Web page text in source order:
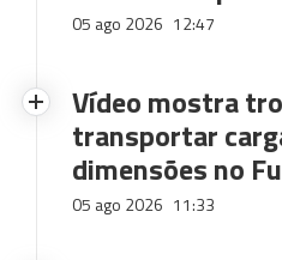
05 ago 2026 12:47
Vídeo mostra
transportar
dimensões no
05 ago 2026 11:33